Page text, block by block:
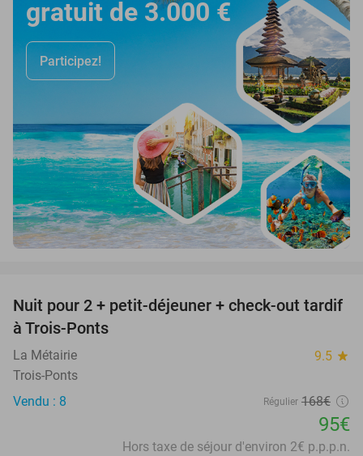
gratuit de 3.000 €
Participez!
43%
Nuit pour 2 + petit-déjeuner + check-out tardif
à Trois-Ponts
La Métairie 9.5 star
Trois-Ponts
Vendu : 8
Régulier 168€
95€
Hors taxe de séjour d'environ 2€ p.p.p.n.